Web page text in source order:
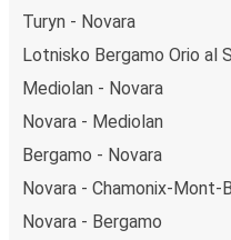
dwutlenku węgla przy
Monachium to304,99 zł,
autobusem jest znacznie
transportu.
Podróż z: Novara
Novara: podróżujesz z
dobrze? Oto wszystko, co
Turyn - Novara
Lotnisko Bergamo Orio al
Mediolan - Novara
Novara - Mediolan
Bergamo - Novara
Novara - Chamonix-Mont-
Novara - Bergamo